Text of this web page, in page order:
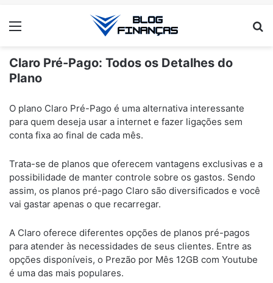
Menu
Claro Pré-Pago: Todos os Detalhes do
Plano
O plano Claro Pré-Pago é uma alternativa interessante
para quem deseja usar a internet e fazer ligações sem
conta fixa ao final de cada mês.
Trata-se de planos que oferecem vantagens exclusivas e a
possibilidade de manter controle sobre os gastos. Sendo
assim, os planos pré-pago Claro são diversificados e você
vai gastar apenas o que recarregar.
A Claro oferece diferentes opções de planos pré-pagos
para atender às necessidades de seus clientes. Entre as
opções disponíveis, o Prezão por Mês 12GB com Youtube
é uma das mais populares.